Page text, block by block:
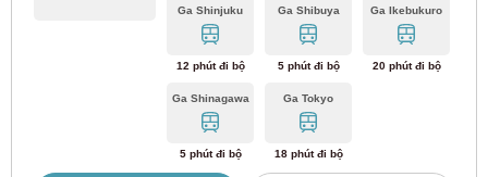
Ga Shinjuku
12 phút đi bộ
Ga Shibuya
5 phút đi bộ
Ga Ikebukuro
20 phút đi bộ
Ga Shinagawa
5 phút đi bộ
Ga Tokyo
18 phút đi bộ
Tuyến chính Meitetsu Nagoya
(16)